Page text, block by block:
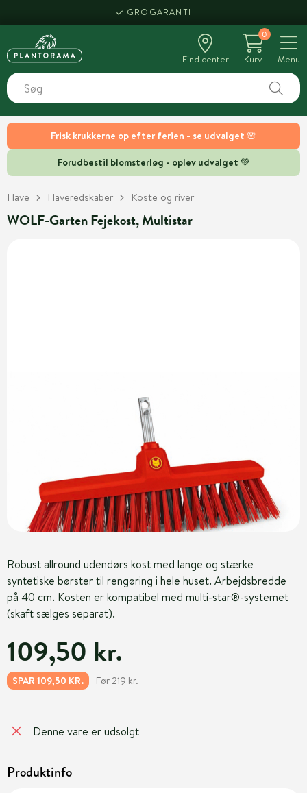
Frisk krukkerne op efter ferien - se udvalget 🌸
Forudbestil blomsterløg - oplev udvalget 💚
GROGARANTI
Find center
0
Kurv
Menu
Have Haveredskaber Koste og river
WOLF-Garten Fejekost, Multistar
Robust allround udendørs kost med lange og stærke
syntetiske børster til rengøring i hele huset. Arbejdsbredde
på 40 cm. Kosten er kompatibel med multi-star®-systemet
(skaft sælges separat).
109,50 kr.
SPAR 109,50 KR. Før 219 kr.
Denne vare er udsolgt
Produktinfo